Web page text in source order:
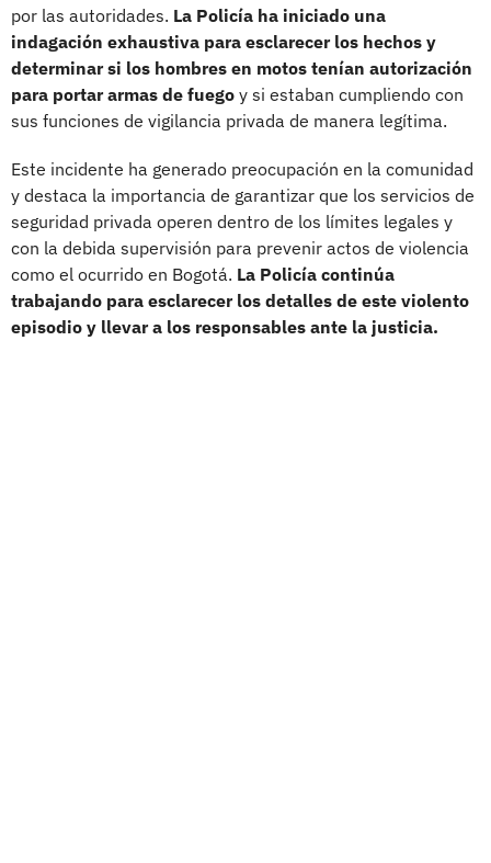
por las autoridades. La Policía ha iniciado una
indagación exhaustiva para esclarecer los hechos y
determinar si los hombres en motos tenían autorización
para portar armas de fuego y si estaban cumpliendo con
sus funciones de vigilancia privada de manera legítima.
Este incidente ha generado preocupación en la comunidad
y destaca la importancia de garantizar que los servicios de
seguridad privada operen dentro de los límites legales y
con la debida supervisión para prevenir actos de violencia
como el ocurrido en Bogotá. La Policía continúa
trabajando para esclarecer los detalles de este violento
episodio y llevar a los responsables ante la justicia.